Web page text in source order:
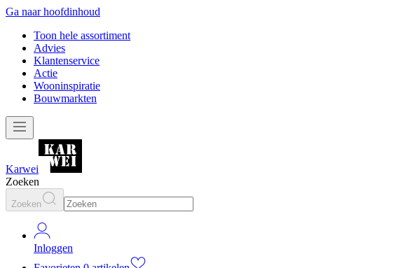
Ga naar hoofdinhoud
Toon hele assortiment
Advies
Klantenservice
Actie
Wooninspiratie
Bouwmarkten
Karwei
Zoeken
Zoeken
Inloggen